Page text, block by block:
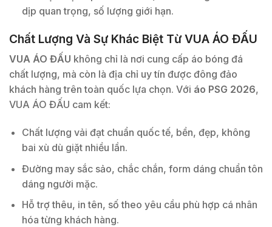
dịp quan trọng, số lượng giới hạn.
Chất Lượng Và Sự Khác Biệt Từ VUA ÁO ĐẤU
VUA ÁO ĐẤU không chỉ là nơi cung cấp áo bóng đá
chất lượng, mà còn là địa chỉ uy tín được đông đảo
khách hàng trên toàn quốc lựa chọn. Với áo PSG 2026,
VUA ÁO ĐẤU cam kết:
Chất lượng vải đạt chuẩn quốc tế, bền, đẹp, không
bai xù dù giặt nhiều lần.
Đường may sắc sảo, chắc chắn, form dáng chuẩn tôn
dáng người mặc.
Hỗ trợ thêu, in tên, số theo yêu cầu phù hợp cá nhân
hóa từng khách hàng.